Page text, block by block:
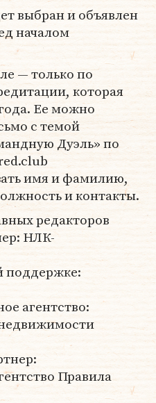
выбран и объявлен
началом
— только по
которая
Ее можно
с темой
Дуэль» по
имя и фамилию,
и контакты.
редакторов
НЛК-
агентство:
Правила